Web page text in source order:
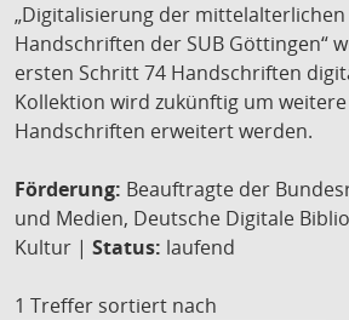
„Digitalisierung der
Handschriften der SUB Göttingen“
ersten Schritt 74 Handschriften
Kollektion wird zukünftig um
Handschriften erweitert werden.
Förderung: Beauftragte der
und Medien, Deutsche Digitale
Kultur | Status: laufend
1 Treffer sortiert nach